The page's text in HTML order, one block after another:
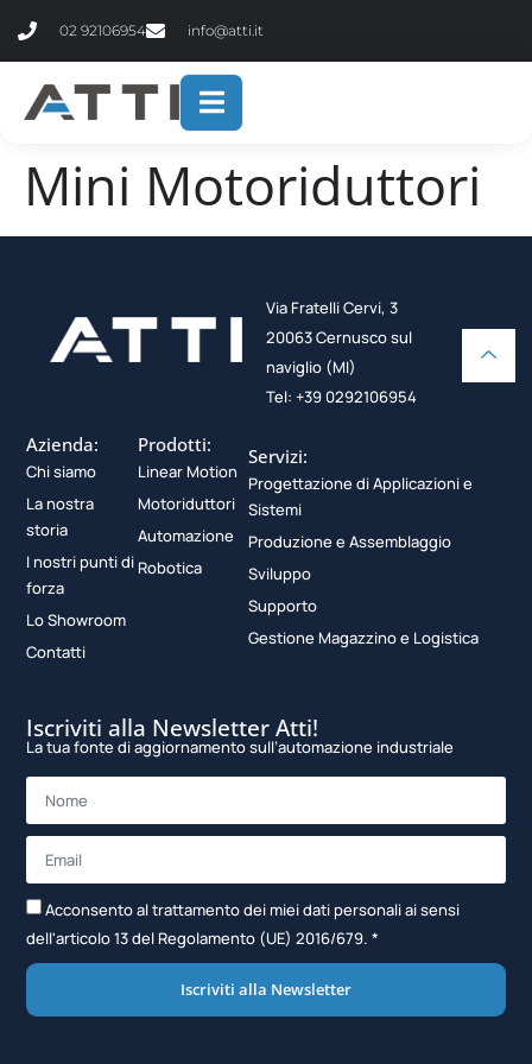
02 92106954 info@atti.it
Mini Motoriduttori
Via Fratelli Cervi, 3
20063 Cernusco sul
naviglio (MI)
Tel: +39 0292106954
Azienda:
Chi siamo
La nostra
storia
I nostri punti di
forza
Lo Showroom
Contatti
Prodotti:
Linear Motion
Motoriduttori
Automazione
Robotica
Servizi:
Progettazione di Applicazioni e
Sistemi
Produzione e Assemblaggio
Sviluppo
Supporto
Gestione Magazzino e Logistica
Iscriviti alla Newsletter Atti!
La tua fonte di aggiornamento sull’automazione industriale
Acconsento al trattamento dei miei dati personali ai sensi
dell'articolo 13 del Regolamento (UE) 2016/679. *
Iscriviti alla Newsletter